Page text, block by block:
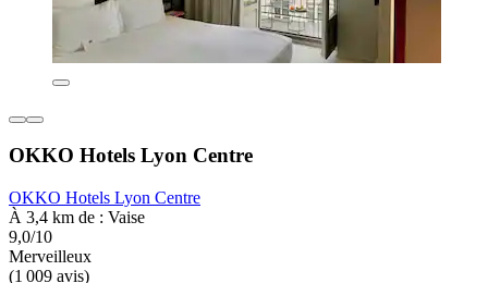
OKKO Hotels Lyon Centre
OKKO Hotels Lyon Centre
À 3,4 km de : Vaise
9,0/10
Merveilleux
(1 009 avis)